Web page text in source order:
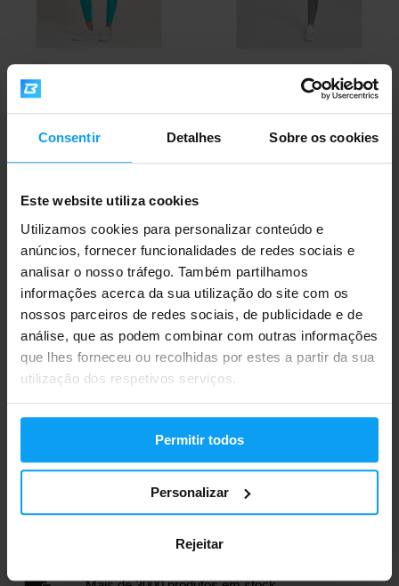
Consentir Detalhes Sobre os cookies
Este website utiliza cookies
Utilizamos cookies para personalizar conteúdo e
anúncios, fornecer funcionalidades de redes sociais e
analisar o nosso tráfego. Também partilhamos
informações acerca da sua utilização do site com os
nossos parceiros de redes sociais, de publicidade e de
análise, que as podem combinar com outras informações
que lhes forneceu ou recolhidas por estes a partir da sua
utilização dos respetivos serviços.
Permitir todos
Personalizar
Rejeitar
MyProtein
19,99€ 49,99
FORA DE STOCK
20,79 45,49
MyProtein
Sleeve Top pret...
Envio rápido